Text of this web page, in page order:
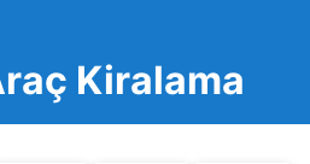
Kiralama